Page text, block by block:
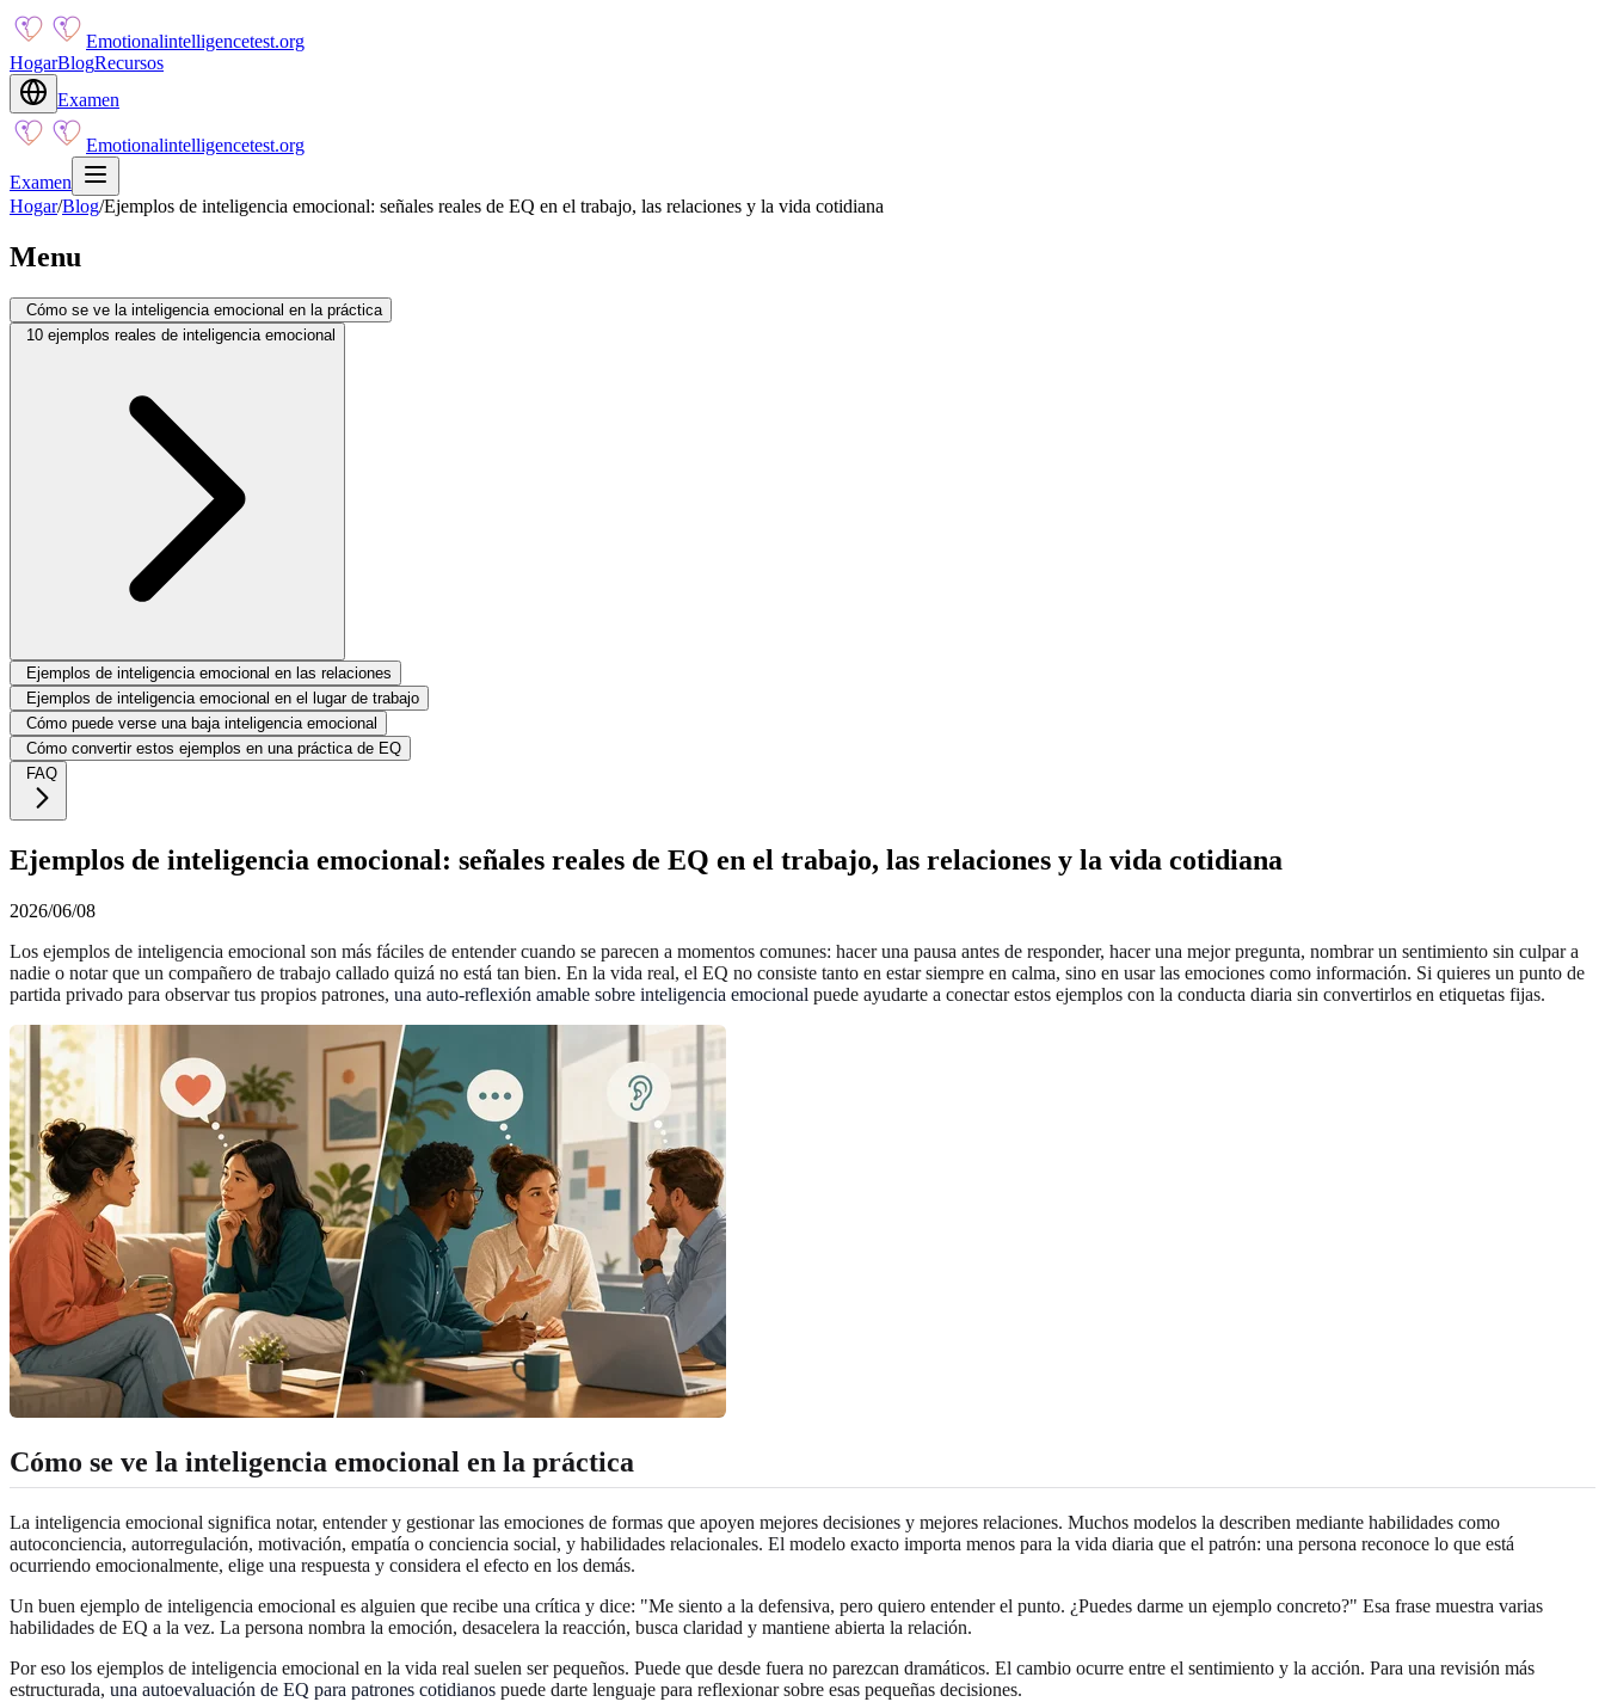
Emotionalintelligencetest.org
HogarBlogRecursos
Examen
Emotionalintelligencetest.org
Examen
Hogar/Blog/Ejemplos de inteligencia emocional: señales reales de EQ en el trabajo, las relaciones y la vida cotidiana
Menu
Cómo se ve la inteligencia emocional en la práctica
10 ejemplos reales de inteligencia emocional
Ejemplos de inteligencia emocional en las relaciones
Ejemplos de inteligencia emocional en el lugar de trabajo
Cómo puede verse una baja inteligencia emocional
Cómo convertir estos ejemplos en una práctica de EQ
FAQ
Ejemplos de inteligencia emocional: señales reales de EQ en el trabajo, las relaciones y la vida cotidiana
2026/06/08
Los ejemplos de inteligencia emocional son más fáciles de entender cuando se parecen a momentos comunes: hacer una pausa antes de responder, hacer una mejor pregunta, nombrar un sentimiento sin culpar a
nadie o notar que un compañero de trabajo callado quizá no está tan bien. En la vida real, el EQ no consiste tanto en estar siempre en calma, sino en usar las emociones como información. Si quieres un punto de
partida privado para observar tus propios patrones, una auto-reflexión amable sobre inteligencia emocional puede ayudarte a conectar estos ejemplos con la conducta diaria sin convertirlos en etiquetas fijas.
Cómo se ve la inteligencia emocional en la práctica
La inteligencia emocional significa notar, entender y gestionar las emociones de formas que apoyen mejores decisiones y mejores relaciones. Muchos modelos la describen mediante habilidades como
autoconciencia, autorregulación, motivación, empatía o conciencia social, y habilidades relacionales. El modelo exacto importa menos para la vida diaria que el patrón: una persona reconoce lo que está
ocurriendo emocionalmente, elige una respuesta y considera el efecto en los demás.
Un buen ejemplo de inteligencia emocional es alguien que recibe una crítica y dice: "Me siento a la defensiva, pero quiero entender el punto. ¿Puedes darme un ejemplo concreto?" Esa frase muestra varias
habilidades de EQ a la vez. La persona nombra la emoción, desacelera la reacción, busca claridad y mantiene abierta la relación.
Por eso los ejemplos de inteligencia emocional en la vida real suelen ser pequeños. Puede que desde fuera no parezcan dramáticos. El cambio ocurre entre el sentimiento y la acción. Para una revisión más
estructurada, una autoevaluación de EQ para patrones cotidianos puede darte lenguaje para reflexionar sobre esas pequeñas decisiones.